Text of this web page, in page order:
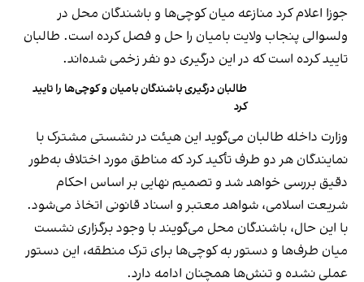
جوزا اعلام کرد منازعه میان کوچی‌ها و باشندگان محل در
ولسوالی پنجاب ولایت بامیان را حل و فصل کرده است. طالبان
تایید کرده است که در این درگیری دو نفر زخمی شده‌اند.
طالبان درگیری باشندگان بامیان و کوچی‌ها را تایید
کرد
وزارت داخله طالبان می‌گوید این هیئت در نشستی مشترک با
نمایندگان هر دو طرف تأکید کرد که مناطق مورد اختلاف به‌طور
دقیق بررسی خواهد شد و تصمیم نهایی بر اساس احکام
شریعت اسلامی، شواهد معتبر و اسناد قانونی اتخاذ می‌شود.
با این حال، باشندگان محل می‌گویند با وجود برگزاری نشست
میان طرف‌ها و دستور به کوچی‌ها برای ترک منطقه، این دستور
عملی نشده و تنش‌ها همچنان ادامه دارد.